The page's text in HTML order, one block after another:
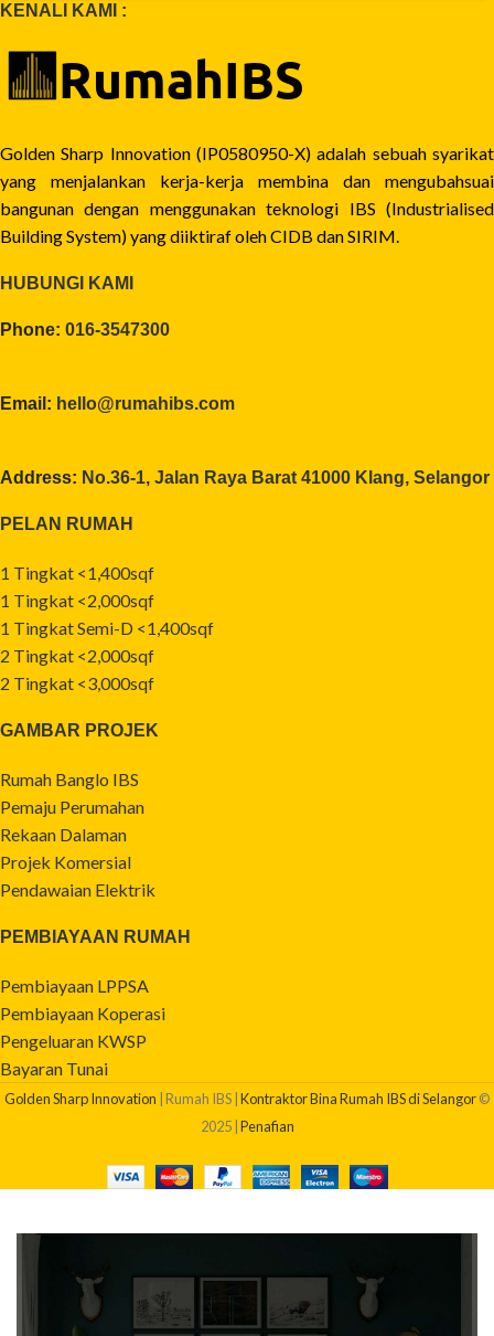
KENALI KAMI :
Golden Sharp Innovation (IP0580950-X) adalah sebuah syarikat
yang menjalankan kerja-kerja membina dan mengubahsuai
bangunan dengan menggunakan teknologi IBS (Industrialised
Building System) yang diiktiraf oleh CIDB dan SIRIM.
HUBUNGI KAMI
Phone: 016-3547300
Email: hello@rumahibs.com
Address: No.36-1, Jalan Raya Barat 41000 Klang, Selangor
PELAN RUMAH
1 Tingkat <1,400sqf
1 Tingkat <2,000sqf
1 Tingkat Semi-D <1,400sqf
2 Tingkat <2,000sqf
2 Tingkat <3,000sqf
GAMBAR PROJEK
Rumah Banglo IBS
Pemaju Perumahan
Rekaan Dalaman
Projek Komersial
Pendawaian Elektrik
PEMBIAYAAN RUMAH
Pembiayaan LPPSA
Pembiayaan Koperasi
Pengeluaran KWSP
Bayaran Tunai
Golden Sharp Innovation | Rumah IBS | Kontraktor Bina Rumah IBS di Selangor©
2025 | Penafian
BERAPAKAH KOS BINA RUMAH SAYA?